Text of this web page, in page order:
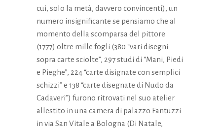
cui, solo la metà, davvero convincenti), un
numero insignificante se pensiamo che al
momento della scomparsa del pittore
(1777) oltre mille fogli (380 “vari disegni
sopra carte sciolte”, 297 studi di “Mani, Piedi
e Pieghe”, 224 “carte disignate con semplici
schizzi” e 138 “carte disegnate di Nudo da
Cadaveri”) furono ritrovati nel suo atelier
allestito in una camera di palazzo Fantuzzi
in via San Vitale a Bologna (Di Natale,